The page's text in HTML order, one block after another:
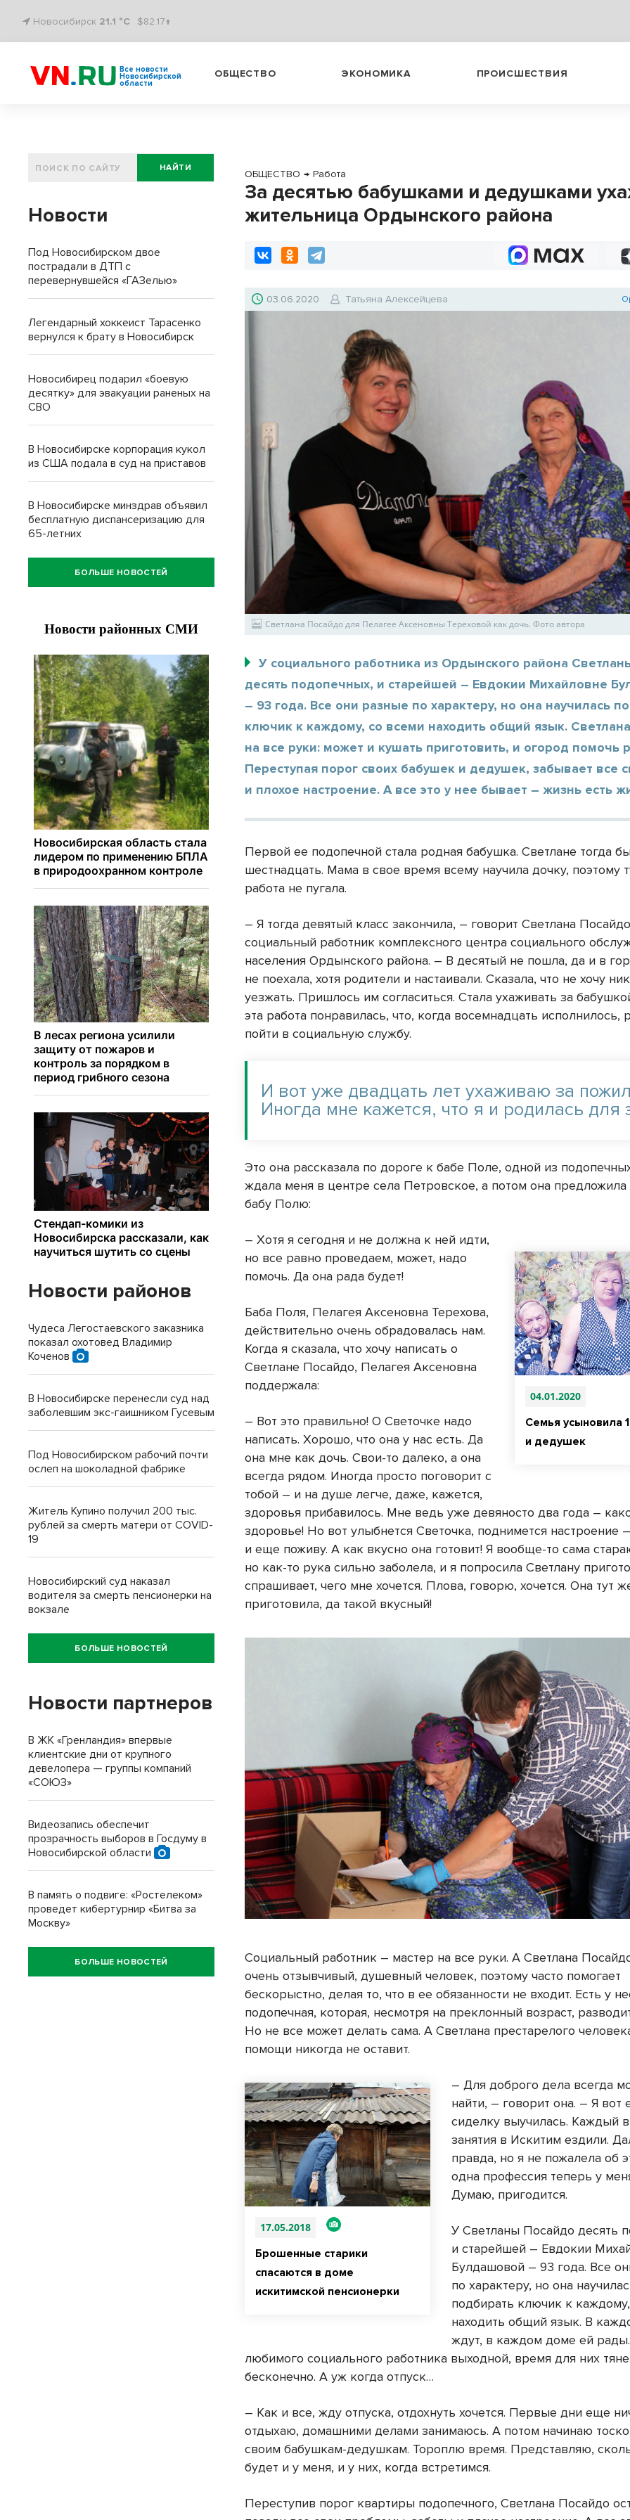
Новосибирск 21.1 °C $82.17↑
Все новости
Новосибирской
области
ОБЩЕСТВО ЭКОНОМИКА ПРОИСШЕСТВИЯ
ОБЩЕСТВО → Работа
За десятью бабушками и дедушками
жительница Ордынского района
03.06.2020 Татьяна Алексейцева
Светлана Посайдо для Пелагее Аксеновны Тереховой как дочь. Фото автора
У социального работника из Ордынского района
десять подопечных, и старейшей – Евдокии Михайловне
– 93 года. Все они разные по характеру, но она научилась
ключик к каждому, со всеми находить общий язык.
на все руки: может и кушать приготовить, и огород помочь
Переступая порог своих бабушек и дедушек, забывает все
и плохое настроение. А все это у нее бывает – жизнь есть
Первой ее подопечной стала родная бабушка. Светлане тогда
шестнадцать. Мама в свое время всему научила дочку, поэтому
работа не пугала.
– Я тогда девятый класс закончила, – говорит Светлана
социальный работник комплексного центра социального
населения Ордынского района. – В десятый не пошла, да и в
не поехала, хотя родители и настаивали. Сказала, что не хочу
уезжать. Пришлось им согласиться. Стала ухаживать за
эта работа понравилась, что, когда восемнадцать исполнилось,
пойти в социальную службу.
И вот уже двадцать лет ухаживаю за
Иногда мне кажется, что я и родилась для
Это она рассказала по дороге к бабе Поле, одной из
ждала меня в центре села Петровское, а потом она предложила
бабу Полю:
04.01.2020
Семья усыновила
и дедушек
– Хотя я сегодня и не должна к ней идти,
но все равно проведаем, может, надо
помочь. Да она рада будет!
Баба Поля, Пелагея Аксеновна Терехова,
действительно очень обрадовалась нам.
Когда я сказала, что хочу написать о
Светлане Посайдо, Пелагея Аксеновна
поддержала:
– Вот это правильно! О Светочке надо
написать. Хорошо, что она у нас есть. Да
она мне как дочь. Свои-то далеко, а она
всегда рядом. Иногда просто поговорит с
тобой – и на душе легче, даже, кажется,
здоровья прибавилось. Мне ведь уже девяносто два года –
здоровье! Но вот улыбнется Светочка, поднимется настроение
и еще поживу. А как вкусно она готовит! Я вообще-то сама
но как-то рука сильно заболела, и я попросила Светлану
спрашивает, чего мне хочется. Плова, говорю, хочется. Она тут
приготовила, да такой вкусный!
Социальный работник – мастер на все руки. А Светлана
очень отзывчивый, душевный человек, поэтому часто помогает
бескорыстно, делая то, что в ее обязанности не входит. Есть у
подопечная, которая, несмотря на преклонный возраст,
Но не все может делать сама. А Светлана престарелого
помощи никогда не оставит.
17.05.2018
Брошенные старики
спасаются в доме
искитимской пенсионерки
– Для доброго дела всегда
найти, – говорит она. – Я вот
сиделку выучилась. Каждый
занятия в Искитим ездили.
правда, но я не пожалела об
одна профессия теперь у
Думаю, пригодится.
У Светланы Посайдо десять
и старейшей – Евдокии
Булдашовой – 93 года. Все
по характеру, но она
подбирать ключик к
находить общий язык. В
ждут, в каждом доме ей
любимого социального работника выходной, время для них
бесконечно. А уж когда отпуск…
– Как и все, жду отпуска, отдохнуть хочется. Первые дни еще
отдыхаю, домашними делами занимаюсь. А потом начинаю
своим бабушкам-дедушкам. Тороплю время. Представляю,
будет и у меня, и у них, когда встретимся.
Переступив порог квартиры подопечного, Светлана Посайдо
НАЙТИ
Новости
Под Новосибирском двое
пострадали в ДТП с
перевернувшейся «ГАЗелью»
Легендарный хоккеист Тарасенко
вернулся к брату в Новосибирск
Новосибирец подарил «боевую
десятку» для эвакуации раненых на
СВО
В Новосибирске корпорация кукол
из США подала в суд на приставов
В Новосибирске минздрав объявил
бесплатную диспансеризацию для
65-летних
БОЛЬШЕ НОВОСТЕЙ
Новости районов
Чудеса Легостаевского заказника
показал охотовед Владимир
Коченов
В Новосибирске перенесли суд над
заболевшим экс-гаишником Гусевым
Под Новосибирском рабочий почти
ослеп на шоколадной фабрике
Житель Купино получил 200 тыс.
рублей за смерть матери от COVID-
19
Новосибирский суд наказал
водителя за смерть пенсионерки на
вокзале
БОЛЬШЕ НОВОСТЕЙ
Новости партнеров
В ЖК «Гренландия» впервые
клиентские дни от крупного
девелопера — группы компаний
«СОЮЗ»
Видеозапись обеспечит
прозрачность выборов в Госдуму в
Новосибирской области
В память о подвиге: «Ростелеком»
проведет кибертурнир «Битва за
Москву»
БОЛЬШЕ НОВОСТЕЙ